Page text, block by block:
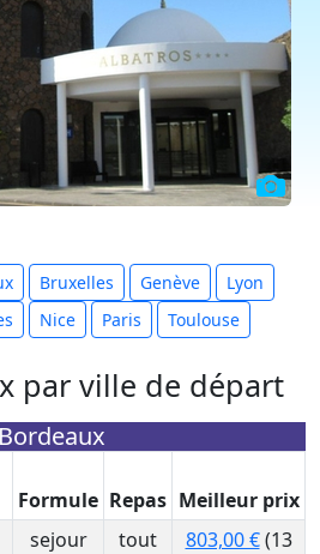
Bruxelles Genève
Lyon
Nice Paris Toulouse
par ville de départ
Bordeaux
Formule Repas Meilleur prix
sejour
tout
803,00 €(13